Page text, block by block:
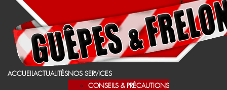
ACCUEILACTUALITÉSNOS SERVICES
CONSEILS & PRÉCAUTIONS